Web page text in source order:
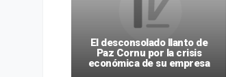
El desconsolado llanto de
Paz Cornu por la crisis
económica de su empresa